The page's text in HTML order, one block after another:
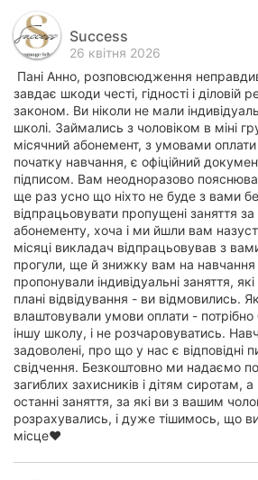
Success
26 квітня 2026
Пані Анно, розповсюдження
завдає шкоди честі, гідності і діловій
законом. Ви ніколи не мали
школі. Займались з чоловіком в міні
місячний абонемент, з умовами
початку навчання, є офіційний
підписом. Вам неодноразово
ще раз усно що ніхто не буде з вами
відпрацьовувати пропущені заняття
абонементу, хоча і ми йшли вам
місяці викладач відпрацьовував з
прогули, ще й знижку вам на
пропонували індивідуальні заняття,
плані відвідування - ви відмовились.
влаштовували умови оплати -
іншу школу, і не розчаровуватись.
задоволені, про що у нас є відповідні
свідчення. Безкоштовно ми надаємо
загиблих захисників і дітям
останні заняття, за які ви з вашим
розрахувались, і дуже тішимось, що
місце❤️